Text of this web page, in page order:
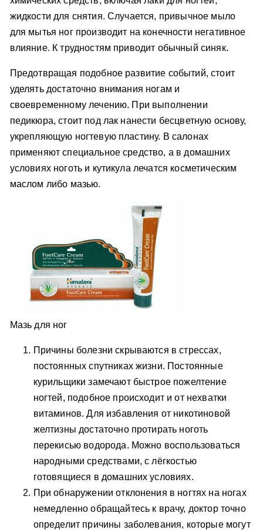
жидкости для снятия. Случается, привычное мыло
для мытья ног производит на конечности негативное
влияние. К трудностям приводит обычный синяк.
Предотвращая подобное развитие событий, стоит
уделять достаточно внимания ногам и
своевременному лечению. При выполнении
педикюра, стоит под лак нанести бесцветную основу,
укрепляющую ногтевую пластину. В салонах
применяют специальное средство, а в домашних
условиях ноготь и кутикула лечатся косметическим
маслом либо мазью.
Мазь для ног
Причины болезни скрываются в стрессах,
постоянных спутниках жизни. Постоянные
курильщики замечают быстрое пожелтение
ногтей, подобное происходит и от нехватки
витаминов. Для избавления от никотиновой
желтизны достаточно протирать ноготь
перекисью водорода. Можно воспользоваться
народными средствами, с лёгкостью
готовящиеся в домашних условиях.
При обнаружении отклонения в ногтях на ногах
немедленно обращайтесь к врачу, доктор точно
определит причины заболевания, которые могут